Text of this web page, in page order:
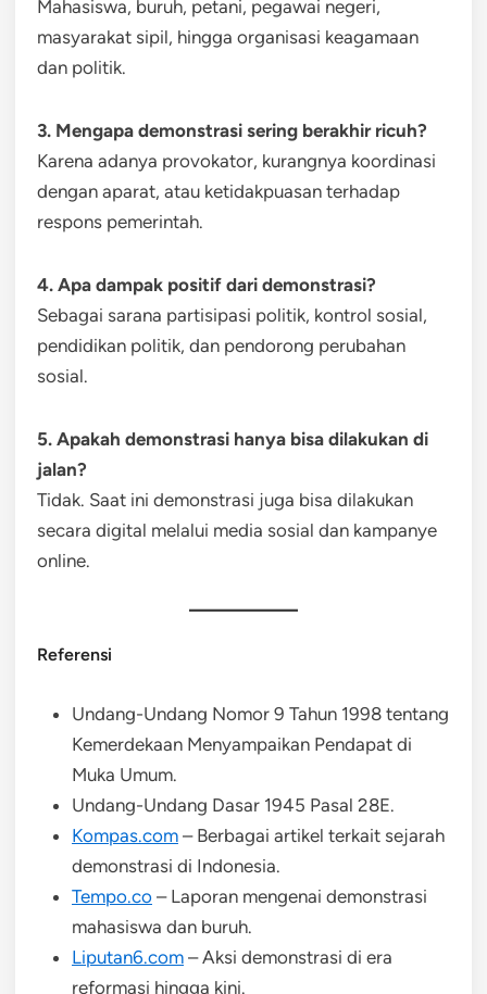
Mahasiswa, buruh, petani, pegawai negeri,
masyarakat sipil, hingga organisasi keagamaan
dan politik.
3. Mengapa demonstrasi sering berakhir ricuh?
Karena adanya provokator, kurangnya koordinasi
dengan aparat, atau ketidakpuasan terhadap
respons pemerintah.
4. Apa dampak positif dari demonstrasi?
Sebagai sarana partisipasi politik, kontrol sosial,
pendidikan politik, dan pendorong perubahan
sosial.
5. Apakah demonstrasi hanya bisa dilakukan di
jalan?
Tidak. Saat ini demonstrasi juga bisa dilakukan
secara digital melalui media sosial dan kampanye
online.
Referensi
Undang-Undang Nomor 9 Tahun 1998 tentang
Kemerdekaan Menyampaikan Pendapat di
Muka Umum.
Undang-Undang Dasar 1945 Pasal 28E.
Kompas.com – Berbagai artikel terkait sejarah
demonstrasi di Indonesia.
Tempo.co – Laporan mengenai demonstrasi
mahasiswa dan buruh.
Liputan6.com – Aksi demonstrasi di era
reformasi hingga kini.